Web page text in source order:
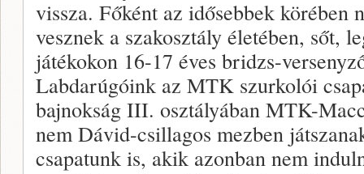
vissza. Főként az idősebbek körében
vesznek a szakosztály életében, sőt,
játékokon 16-17 éves bridzs-
Labdarúgóink az MTK szurkolói
bajnokság III. osztályában MTK-
nem Dávid-csillagos mezben
csapatunk is, akik azonban nem